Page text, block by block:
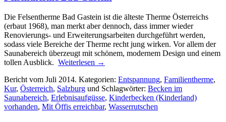
Die Felsentherme Bad Gastein ist die älteste Therme Österreichs
(erbaut 1968), man merkt aber dennoch, dass immer wieder
Renovierungs- und Erweiterungsarbeiten durchgeführt werden,
sodass viele Bereiche der Therme recht jung wirken. Vor allem der
Saunabereich überzeugt mit schönem, modernem Design und einem
tollen Ausblick. Weiterlesen →
Bericht vom Juli 2014. Kategorien: Entspannung, Familientherme,
Kur, Österreich, Salzburg und Schlagwörter: Becken im
Saunabereich, Erlebnisaufgüsse, Kinderbecken (Kinderland)
vorhanden, Mit Öffis erreichbar, Wasserrutschen